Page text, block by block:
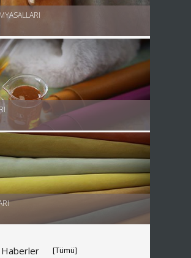
[Tümü]